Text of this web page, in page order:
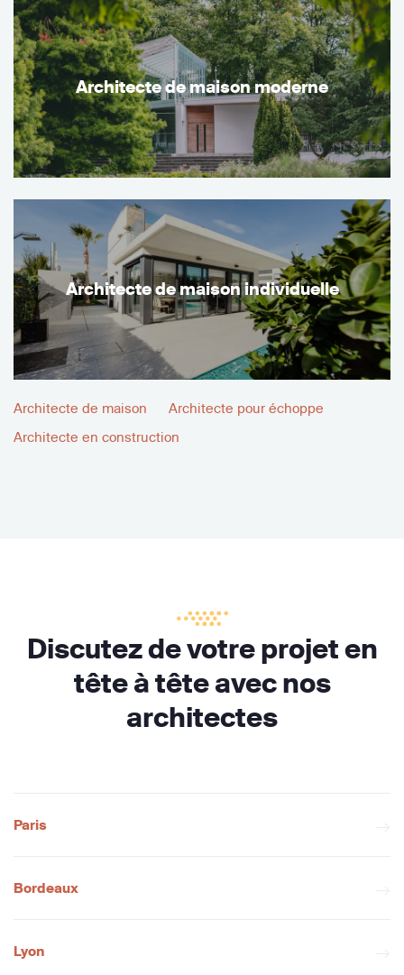
Architecte de maison moderne
Architecte de maison individuelle
Architecte de maison
Architecte pour échoppe
Architecte en construction
Discutez de votre projet en
tête à tête avec nos
architectes
Paris
Bordeaux
Lyon